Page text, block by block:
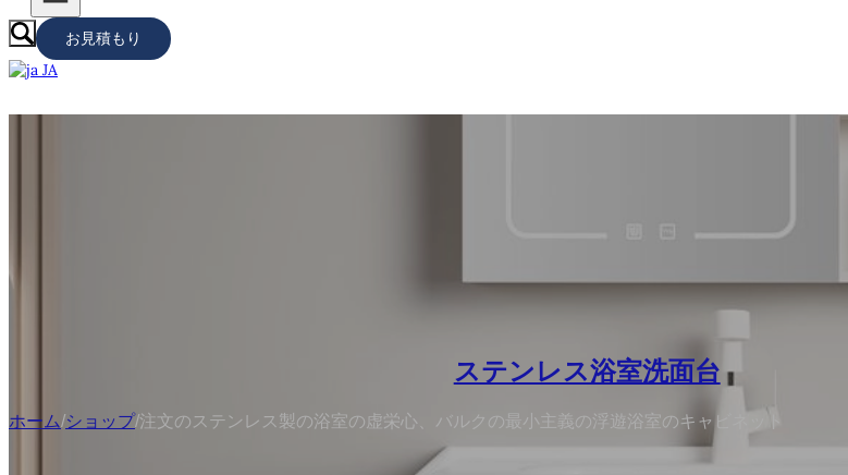
お見積もり
JA
ステンレス浴室洗面台
ホーム/ショップ/注文のステンレス製の浴室の虚栄心、バルクの最小主義の浮遊浴室のキャビネット